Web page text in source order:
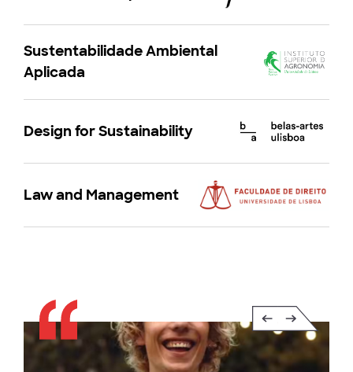
Sustentabilidade Ambiental
Aplicada
Design for Sustainability
Law and Management